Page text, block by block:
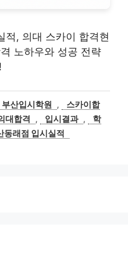
적, 의대 스카이 합격현
노하우와 성공 전략
부산입시학원 ,
스카이합
대합격 , 입시결과 ,
학
동래점 입시실적